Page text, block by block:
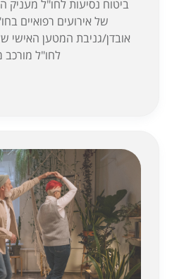
ביטוח נסיעות לחו"ל
של אירועים רפואיים
אובדן/גניבת המטען האישי
לחו"ל מורכב